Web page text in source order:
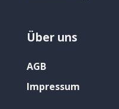
Über uns
AGB
Impressum